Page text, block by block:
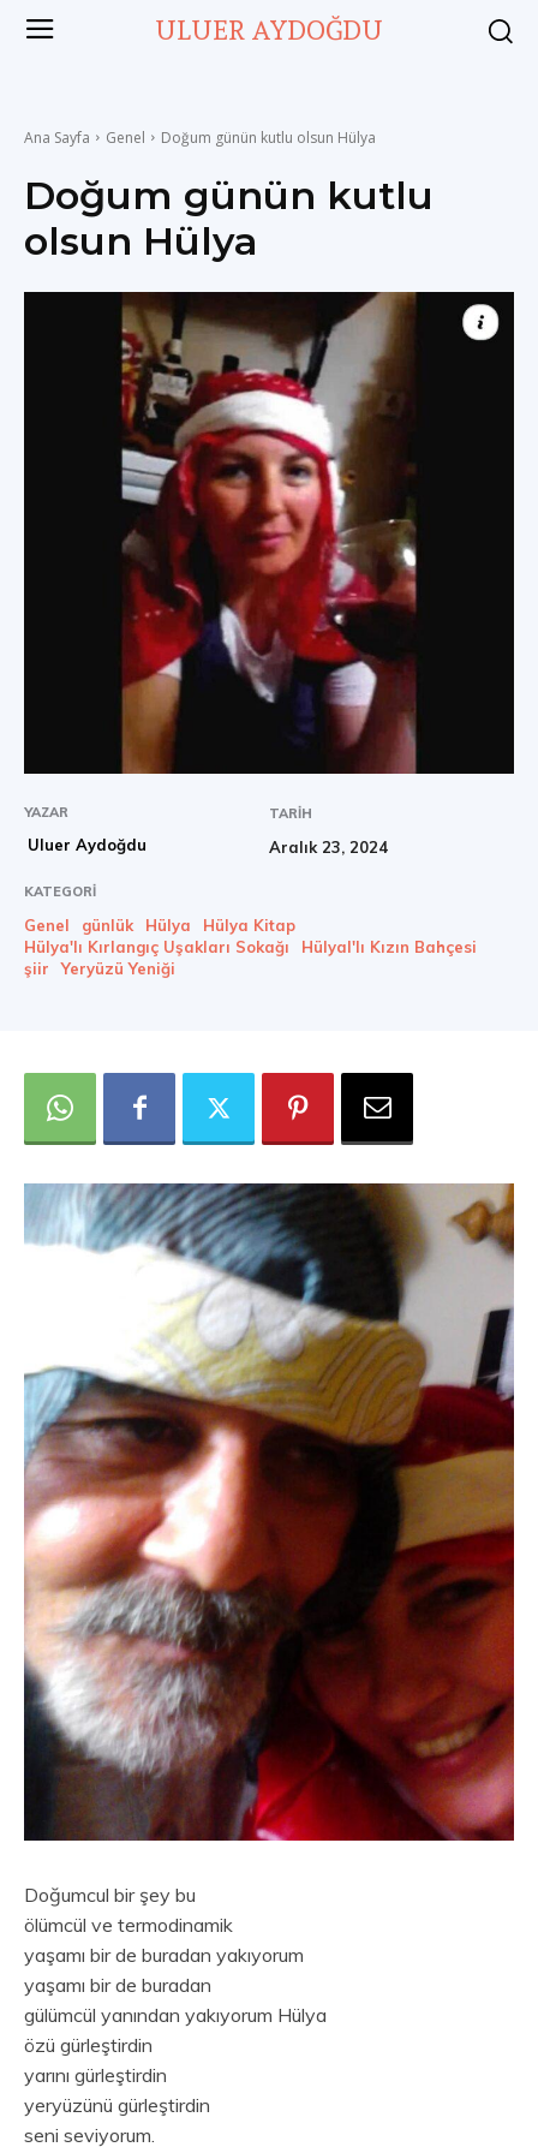
ULUER AYDOĞDU
Ana Sayfa Genel Doğum günün kutlu olsun Hülya
Doğum günün kutlu
olsun Hülya
YAZAR
Uluer Aydoğdu
TARIH
Aralık 23, 2024
KATEGORI
Genel günlük Hülya
Hülya Kitap
Hülya'lı Kırlangıç Uşakları Sokağı
Hülyal'lı Kızın Bahçesi
şiir
Yeryüzü Yeniği
Doğumcul bir şey bu
ölümcül ve termodinamik
yaşamı bir de buradan yakıyorum
yaşamı bir de buradan
gülümcül yanından yakıyorum Hülya
özü gürleştirdin
yarını gürleştirdin
yeryüzünü gürleştirdin
seni seviyorum.